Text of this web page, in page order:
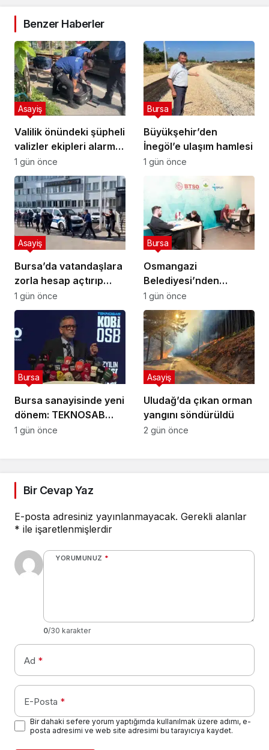
Benzer Haberler
Valilik önündeki şüpheli
valizler ekipleri alarma
geçirdi.. Gerçek
sonradan çıktı
Asayiş
1 gün önce
Büyükşehir’den
İnegöl’e ulaşım hamlesi
Bursa
1 gün önce
Bursa’da vatandaşlara
zorla hesap açtırıp
kara para aklayan
şahıslara baskın
Asayiş
1 gün önce
Osmangazi
Belediyesi’nden
istihdam sağlayan
buluşmalar
Bursa
1 gün önce
Bursa sanayisinde yeni
dönem: TEKNOSAB
KOBİ OSB ile dev
Bursa
1 gün önce
Uludağ’da çıkan orman
yangını söndürüldü
Asayiş
2 gün önce
Bir Cevap Yaz
E-posta adresiniz yayınlanmayacak. Gerekli alanlar
* ile işaretlenmişlerdir
YORUMUNUZ *
0/30 karakter
Ad *
E-Posta *
Bir dahaki sefere yorum yaptığımda kullanılmak üzere adımı, e-
posta adresimi ve web site adresimi bu tarayıcıya kaydet.